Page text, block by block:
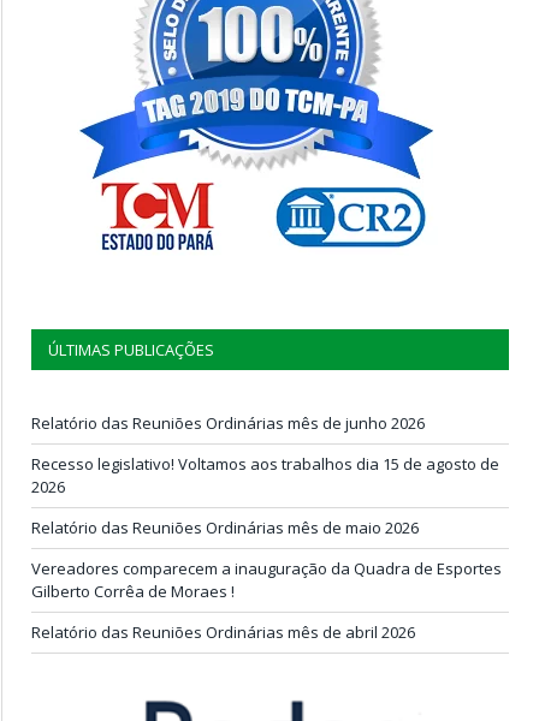
ÚLTIMAS PUBLICAÇÕES
Relatório das Reuniões Ordinárias mês de junho 2026
Recesso legislativo! Voltamos aos trabalhos dia 15 de agosto de
2026
Relatório das Reuniões Ordinárias mês de maio 2026
Vereadores comparecem a inauguração da Quadra de Esportes
Gilberto Corrêa de Moraes !
Relatório das Reuniões Ordinárias mês de abril 2026